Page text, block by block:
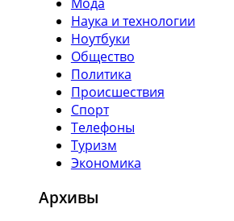
Наука и технологии
Ноутбуки
Общество
Политика
Происшествия
Спорт
Телефоны
Туризм
Экономика
Архивы